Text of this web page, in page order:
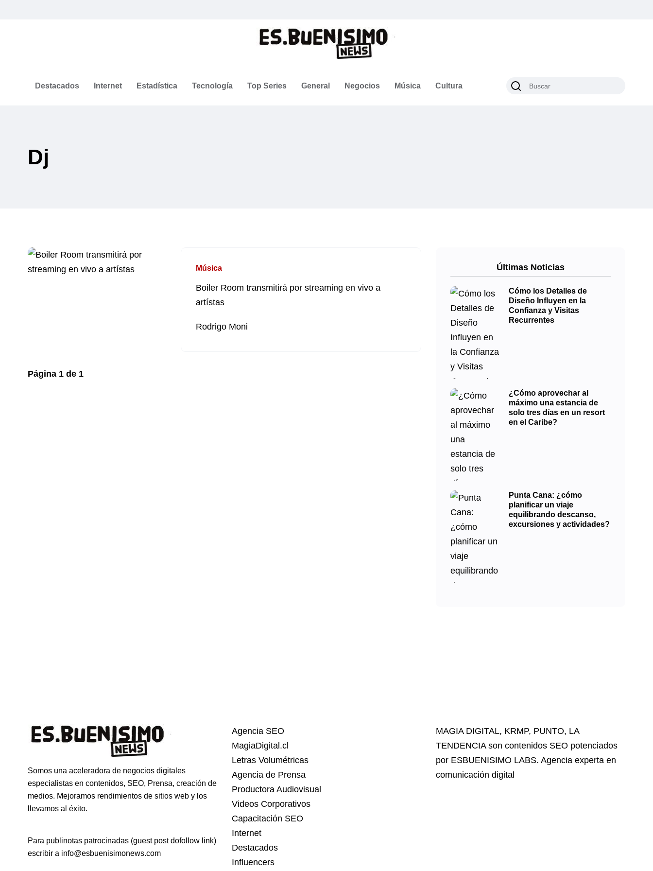
Destacados Internet Estadística Tecnología Top Series General Negocios Música Cultura
Dj
Música
Boiler Room transmitirá por streaming en vivo a
artístas
Rodrigo Moni
Página 1 de 1
Últimas Noticias
Cómo los Detalles de
Diseño Influyen en la
Confianza y Visitas
Recurrentes
¿Cómo aprovechar al
máximo una estancia de
solo tres días en un resort
en el Caribe?
Punta Cana: ¿cómo
planificar un viaje
equilibrando descanso,
excursiones y actividades?
Somos una aceleradora de negocios digitales
especialistas en contenidos, SEO, Prensa, creación de
medios. Mejoramos rendimientos de sitios web y los
llevamos al éxito.
Para publinotas patrocinadas (guest post dofollow link)
escribir a info@esbuenisimonews.com
Agencia SEO
MagiaDigital.cl
Letras Volumétricas
Agencia de Prensa
Productora Audiovisual
Videos Corporativos
Capacitación SEO
Internet
Destacados
Influencers
MAGIA DIGITAL, KRMP, PUNTO, LA
TENDENCIAson contenidos SEO potenciados
por ESBUENISIMO LABS. Agencia experta en
comunicación digital